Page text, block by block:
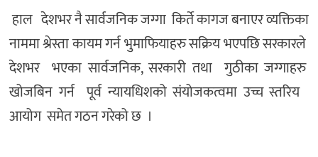
हाल देशभर नै सार्वजनिक जग्गा किर्ते कागज बनाएर व्यक्तिका
नाममा श्रेस्ता कायम गर्न भुमाफियाहरु सक्रिय भएपछि सरकारले
देशभर भएका सार्वजनिक, सरकारी तथा गुठीका जग्गाहरु
खोजबिन गर्न पूर्व न्यायधिशको संयोजकत्वमा उच्च स्तरिय
आयोग समेत गठन गरेको छ ।